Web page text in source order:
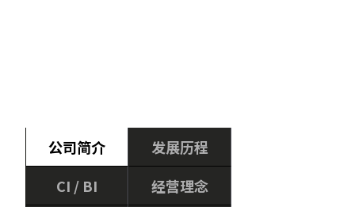
公司简介
发展历程
CI / BI
经营理念